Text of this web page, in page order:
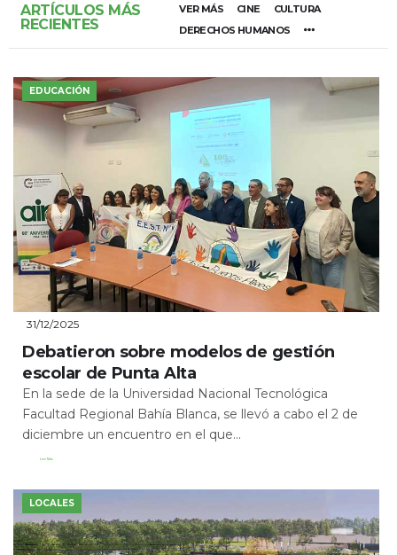
ARTÍCULOS MÁS
RECIENTES
VER MÁS CINE
CULTURA
DERECHOS HUMANOS
EDUCACIÓN
31/12/2025
Debatieron sobre modelos de gestión
escolar de Punta Alta
En la sede de la Universidad Nacional Tecnológica
Facultad Regional Bahía Blanca, se llevó a cabo el 2 de
diciembre un encuentro en el que...
Leer Más
LOCALES